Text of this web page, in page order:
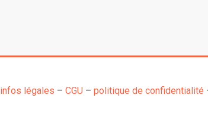
infos légales – CGU – politique de confidentialité